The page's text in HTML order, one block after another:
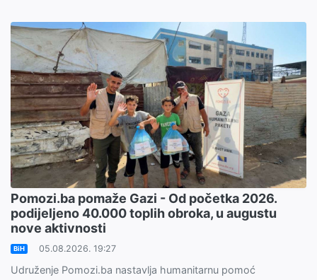
Pomozi.ba pomaže Gazi - Od početka 2026.
podijeljeno 40.000 toplih obroka, u augustu
nove aktivnosti
BiH 05.08.2026. 19:27
Udruženje Pomozi.ba nastavlja humanitarnu pomoć